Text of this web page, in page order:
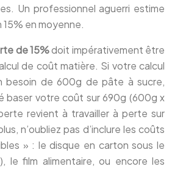
Un professionnel aguerri estime
en moyenne.
de 15%doit impérativement être
de coût matière. Si votre calcul
besoin de 600g de pâte à sucre,
baser votre coût sur 690g (600g x
revient à travailler à perte sur
n’oubliez pas d’inclure les coûts
» : le disque en carton sous le
le film alimentaire, ou encore les